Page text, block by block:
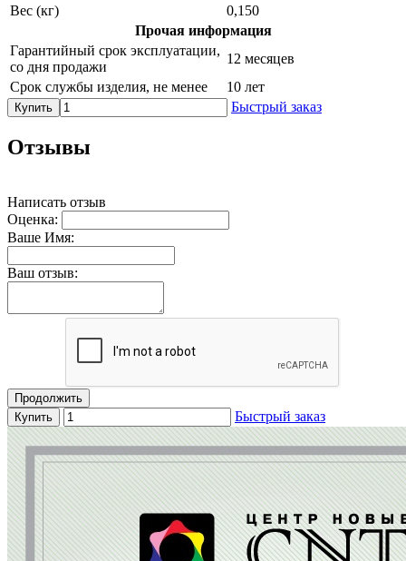
Вес (кг)
0,150
Прочая информация
Гарантийный срок эксплуатации,
со дня продажи
12 месяцев
Срок службы изделия, не менее
10 лет
Купить Быстрый заказ
Отзывы
Написать отзыв
Оценка:
Ваше Имя:
Ваш отзыв:
Продолжить
Купить
Быстрый заказ